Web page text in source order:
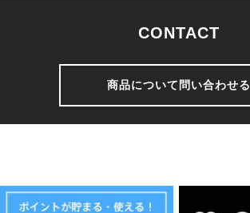
CONTACT
商品について問い合わせる